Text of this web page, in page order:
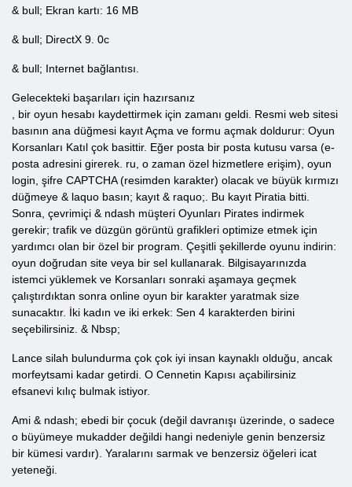
& bull; Ekran kartı: 16 MB
& bull; DirectX 9. 0c
& bull; Internet bağlantısı.
Gelecekteki başarıları için hazırsanız
, bir oyun hesabı kaydettirmek için zamanı geldi. Resmi web sitesi
basının ana düğmesi kayıt Açma ve formu açmak doldurur: Oyun
Korsanları Katıl çok basittir. Eğer posta bir posta kutusu varsa (e-
posta adresini girerek. ru, o zaman özel hizmetlere erişim), oyun
login, şifre CAPTCHA (resimden karakter) olacak ve büyük kırmızı
düğmeye & laquo basın; kayıt & raquo;. Bu kayıt Piratia bitti.
Sonra, çevrimiçi & ndash müşteri Oyunları Pirates indirmek
gerekir; trafik ve düzgün görüntü grafikleri optimize etmek için
yardımcı olan bir özel bir program. Çeşitli şekillerde oyunu indirin:
oyun doğrudan site veya bir sel kullanarak. Bilgisayarınızda
istemci yüklemek ve Korsanları sonraki aşamaya geçmek
çalıştırdıktan sonra online oyun bir karakter yaratmak size
sunacaktır. İki kadın ve iki erkek: Sen 4 karakterden birini
seçebilirsiniz. & Nbsp;
Lance silah bulundurma çok çok iyi insan kaynaklı olduğu, ancak
morfeytsami kadar getirdi. O Cennetin Kapısı açabilirsiniz
efsanevi kılıç bulmak istiyor.
Ami & ndash; ebedi bir çocuk (değil davranışı üzerinde, o sadece
o büyümeye mukadder değildi hangi nedeniyle genin benzersiz
bir kümesi vardır). Yaralarını sarmak ve benzersiz öğeleri icat
yeteneği.